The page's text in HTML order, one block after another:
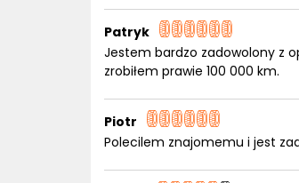
Patryk
Jestem bardzo zadowolony z
zrobiłem prawie 100 000 km.
Piotr
Polecilem znajomemu i jest